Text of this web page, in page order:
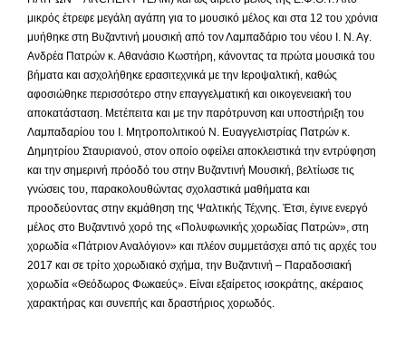
μικρός έτρεφε μεγάλη αγάπη για το μουσικό μέλος και στα 12 του χρόνια
μυήθηκε στη Βυζαντινή μουσική από τον Λαμπαδάριο του νέου Ι. Ν. Αγ.
Ανδρέα Πατρών κ. Αθανάσιο Κωστήρη, κάνοντας τα πρώτα μουσικά του
βήματα και ασχολήθηκε ερασιτεχνικά με την Ιεροψαλτική, καθώς
αφοσιώθηκε περισσότερο στην επαγγελματική και οικογενειακή του
αποκατάσταση. Μετέπειτα και με την παρότρυνση και υποστήριξη του
Λαμπαδαρίου του Ι. Μητροπολιτικού Ν. Ευαγγελιστρίας Πατρών κ.
Δημητρίου Σταυριανού, στον οποίο οφείλει αποκλειστικά την εντρύφηση
και την σημερινή πρόοδό του στην Βυζαντινή Μουσική, βελτίωσε τις
γνώσεις του, παρακολουθώντας σχολαστικά μαθήματα και
προοδεύοντας στην εκμάθηση της Ψαλτικής Τέχνης. Έτσι, έγινε ενεργό
μέλος στο Βυζαντινό χορό της «Πολυφωνικής χορωδίας Πατρών», στη
χορωδία «Πάτριον Αναλόγιον» και πλέον συμμετάσχει από τις αρχές του
2017 και σε τρίτο χορωδιακό σχήμα, την Βυζαντινή – Παραδοσιακή
χορωδία «Θεόδωρος Φωκαεύς». Είναι εξαίρετος ισοκράτης, ακέραιος
χαρακτήρας και συνεπής και δραστήριος χορωδός.